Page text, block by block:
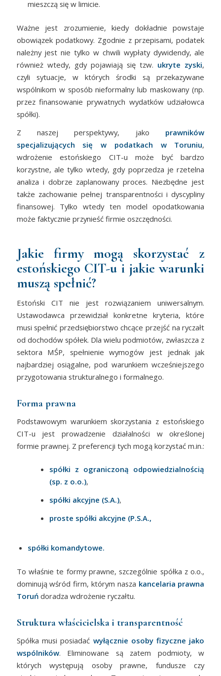
mieszczą się w limicie.
Ważne jest zrozumienie, kiedy dokładnie powstaje
obowiązek podatkowy. Zgodnie z przepisami, podatek
należny jest nie tylko w chwili wypłaty dywidendy, ale
również wtedy, gdy pojawiają się tzw. ukryte zyski,
czyli sytuacje, w których środki są przekazywane
wspólnikom w sposób nieformalny lub maskowany (np.
przez finansowanie prywatnych wydatków udziałowca
spółki).
Z naszej perspektywy, jako prawników
specjalizujących się w podatkach w Toruniu,
wdrożenie estońskiego CIT-u może być bardzo
korzystne, ale tylko wtedy, gdy poprzedza je rzetelna
analiza i dobrze zaplanowany proces. Niezbędne jest
także zachowanie pełnej transparentności i dyscypliny
finansowej. Tylko wtedy ten model opodatkowania
może faktycznie przynieść firmie oszczędności.
Jakie firmy mogą skorzystać z
estońskiego CIT-u i jakie warunki
muszą spełnić?
Estoński CIT nie jest rozwiązaniem uniwersalnym.
Ustawodawca przewidział konkretne kryteria, które
musi spełnić przedsiębiorstwo chcące przejść na ryczałt
od dochodów spółek. Dla wielu podmiotów, zwłaszcza z
sektora MŚP, spełnienie wymogów jest jednak jak
najbardziej osiągalne, pod warunkiem wcześniejszego
przygotowania strukturalnego i formalnego.
Forma prawna
Podstawowym warunkiem skorzystania z estońskiego
CIT-u jest prowadzenie działalności w określonej
formie prawnej. Z preferencji tych mogą korzystać m.in.:
spółki z ograniczoną odpowiedzialnością
(sp. z o.o.),
spółki akcyjne (S.A.),
proste spółki akcyjne (P.S.A.,
spółki komandytowe.
To właśnie te formy prawne, szczególnie spółka z o.o.,
dominują wśród firm, którym nasza kancelaria prawna
Toruń doradza wdrożenie ryczałtu.
Struktura właścicielska i transparentność
Spółka musi posiadać wyłącznie osoby fizyczne jako
wspólników. Eliminowane są zatem podmioty, w
których występują osoby prawne, fundusze czy